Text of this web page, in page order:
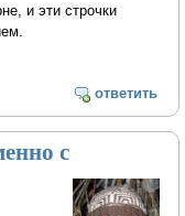
и эти строчки
ответить
с